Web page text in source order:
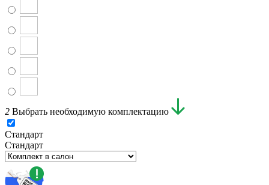
2 Выбрать необходимую комплектацию
Стандарт
Стандарт